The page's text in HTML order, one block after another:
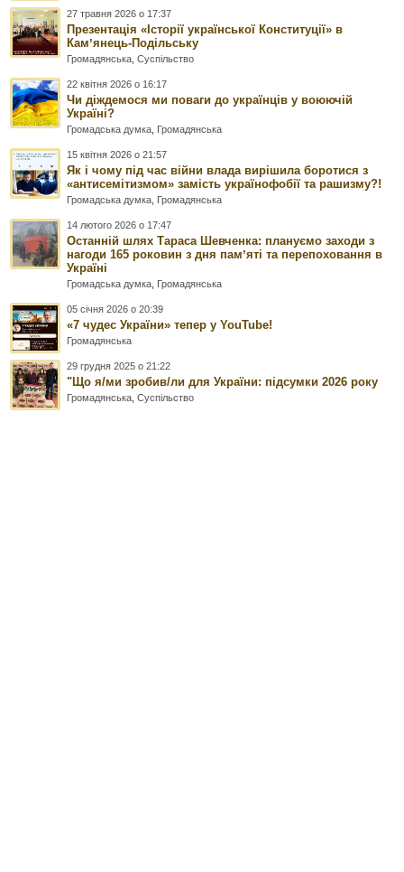
27 травня 2026 о 17:37
Презентація «Історії української Конституції» в
Камʼянець-Подільську
Громадянська ,Суспільство
22 квітня 2026 о 16:17
Чи діждемося ми поваги до українців у воюючій
Україні?
Громадська думка Громадянська
15 квітня 2026 о 21:57
Як і чому під час війни влада вирішила боротися з
«антисемітизмом» замість українофобії та рашизму?!
Громадська думка Громадянська
14 лютого 2026 о 17:47
Останній шлях Тараса Шевченка: плануємо заходи з
нагоди 165 роковин з дня памʼяті та перепоховання в
Україні
Громадська думка Громадянська
05 січня 2026 о 20:39
«7 чудес України» тепер у YouTube!
Громадянська
29 грудня 2025 о 21:22
"Що я/ми зробив/ли для України: підсумки 2026 року
Громадянська ,Суспільство